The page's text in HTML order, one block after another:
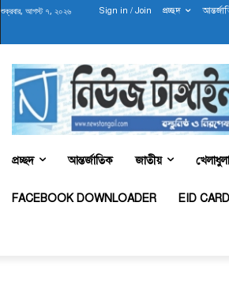
শুক্রবার, আগস্ট ৭, ২০২৬ Sign in / Join প্রচ্ছদ
প্রচ্ছদ আন্তর্জাতিক জাতীয় খেলাধুলা
FACEBOOK DOWNLOADER EID CARD